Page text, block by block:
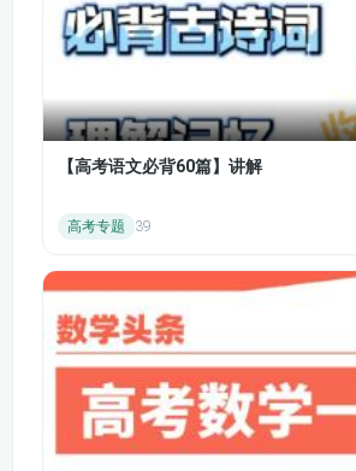
【高考语文必背60篇】讲解
高考专题 39